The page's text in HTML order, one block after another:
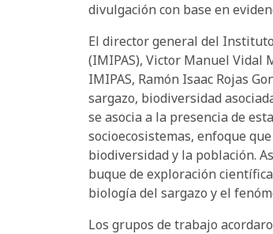
divulgación con base en
El director general del
(IMIPAS), Victor Manuel Vidal
IMIPAS, Ramón Isaac Rojas
sargazo, biodiversidad
se asocia a la presencia de
socioecosistemas, enfoque
biodiversidad y la población.
buque de exploración
biología del sargazo y el
Los grupos de trabajo